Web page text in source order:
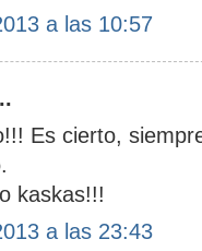
a las 10:57
Es cierto,
kaskas!!!
a las 23:43